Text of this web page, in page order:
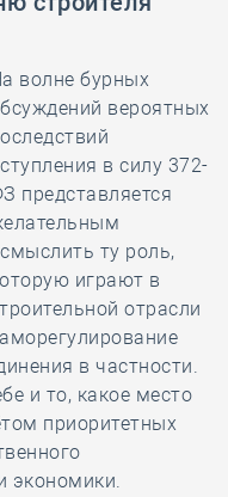
волне бурных
вероятных
в силу 372-
представляется
ту роль,
играют в
отрасли
в частности.
и то, какое место
приоритетных
экономики.